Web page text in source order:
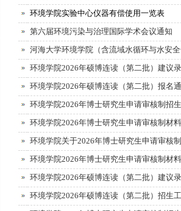
环境学院实验中心仪器有偿使用一览表
第六届环境污染与治理国际学术会议通知
河海大学环境学院（含流域水循环与水安
环境学院2026年硕博连读（第二批）建议
环境学院2026年硕博连读（第二批）报名
环境学院2026年博士研究生申请审核制招
环境学院2026年博士研究生申请审核制材
环境学院关于2026年博士研究生申请审核
环境学院2026年博士研究生申请审核制材
环境学院2026年硕博连读（第二批）建议
环境学院2026年硕博连读（第二批）招生